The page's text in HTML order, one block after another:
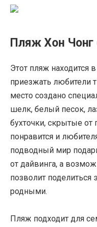
Пляж Хон Чонг
Этот пляж находится
приезжать любители
место создано
шелк, белый песок,
бухточки, скрытые от
понравится и
подводный мир
от дайвинга, а
позволит поделиться
родными.
Пляж подходит для